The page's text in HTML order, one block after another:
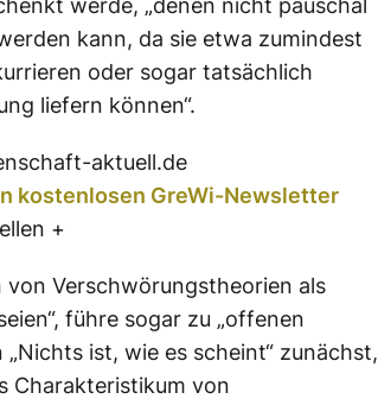
kann, da sie etwa zumindest
oder sogar tatsächlich
liefern können“.
aktuell.de
kostenlosen GreWi-Newsletter
+
Verschwörungstheorien als
führe sogar zu „offenen
ist, wie es scheint“ zunächst,
Charakteristikum von